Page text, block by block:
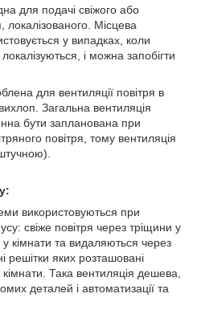
для подачі свіжого або
локалізованого. Місцева
у випадках, коли
і можна запобігти
для вентиляції повітря в
Загальна вентиляція
бути запланована при
повітря, тому вентиляція
використовуються при
свіже повітря через тріщини у
кімнати та видаляються через
решітки яких розташовані
Така вентиляція дешева,
деталей і автоматизації та